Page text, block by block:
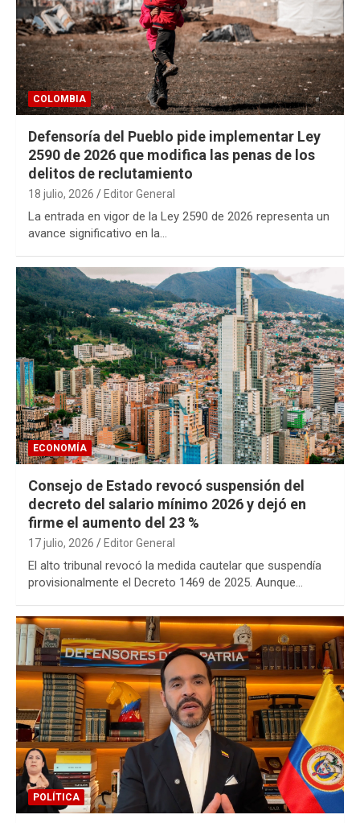
COLOMBIA
Defensoría del Pueblo pide implementar Ley
2590 de 2026 que modifica las penas de los
delitos de reclutamiento
18 julio, 2026 Editor General
La entrada en vigor de la Ley 2590 de 2026 representa un
avance significativo en la…
ECONOMÍA
Consejo de Estado revocó suspensión del
decreto del salario mínimo 2026 y dejó en
firme el aumento del 23 %
17 julio, 2026 Editor General
El alto tribunal revocó la medida cautelar que suspendía
provisionalmente el Decreto 1469 de 2025. Aunque…
POLÍTICA